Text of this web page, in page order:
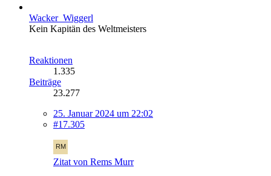
Wacker_Wiggerl
Kein Kapitän des Weltmeisters
Reaktionen
1.335
Beiträge
23.277
25. Januar 2024 um 22:02
#17.305
Zitat von Rems Murr